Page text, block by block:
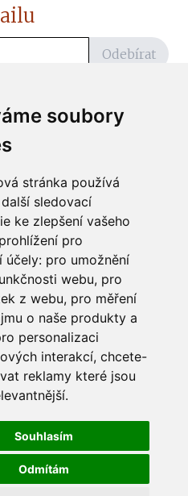
soubory
stránka používá
sledovací
ke zlepšení vašeho
pro
účely: pro umožnění
webu, pro
z webu, pro měření
o naše produkty a
personalizaci
interakcí, chcete-
reklamy které jsou
.
Souhlasím
Odmítám
Odebírat
zpráv ze ČtiDoma.cz do mé e-
Chcete
Martina Chalupu:
šíření či dalšího užití a
materiálů bez písemného
Čtenář svým přihlášením
dává souhlas s tím, že v případě, že
být jeho jméno na webu
ČTK a využívá fotografie z